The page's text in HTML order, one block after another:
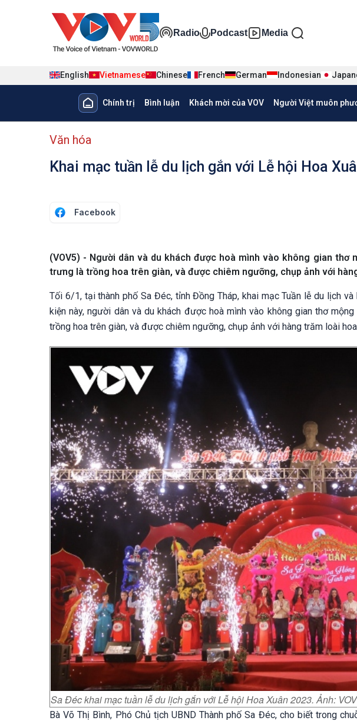
Đa phương tiện tiếng
Radio Podcast Media
English Vietnamese Chinese French German Indonesian
Main navigation
Chính trị Bình luận Khách mời của VOV Người Việt muôn
menu phụ tiếng Việt
Văn hóa
Khai mạc tuần lễ du lịch gắn với Lễ hội Hoa
Facebook
(VOV5) - Người dân và du khách được hoà mình vào không gian thơ
trưng là trồng hoa trên giàn, và được chiêm ngưỡng, chụp ảnh với
Tối 6/1, tại thành phố Sa Đéc, tỉnh Đồng Tháp, khai mạc Tuần lễ du lịch
kiện này, người dân và du khách được hoà mình vào không gian thơ
trồng hoa trên giàn, và được chiêm ngưỡng, chụp ảnh với hàng trăm loài
Sa Đéc khai mạc tuần lễ du lịch gắn với Lễ hội Hoa Xuân 2023. Ảnh: VOV
Bà Võ Thị Bình, Phó Chủ tịch UBND Thành phố Sa Đéc, cho biết trong